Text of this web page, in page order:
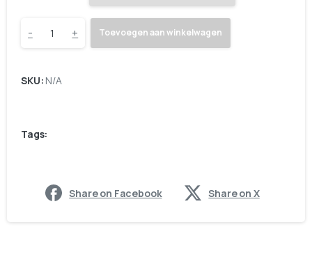
- + Toevoegen aan winkelwagen
SKU: N/A
Tags:
Share on Facebook Share on X